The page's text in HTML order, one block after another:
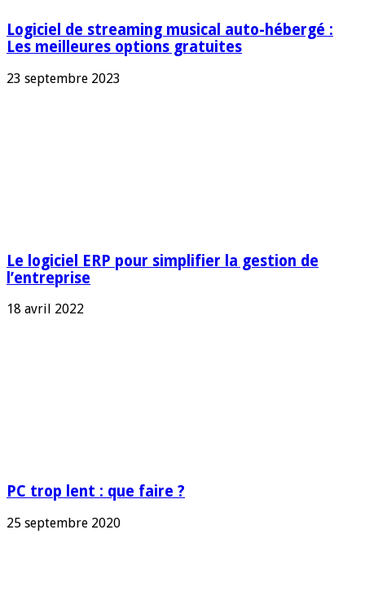
Logiciel de streaming musical auto-hébergé :
Les meilleures options gratuites
23 septembre 2023
Le logiciel ERP pour simplifier la gestion de
l’entreprise
18 avril 2022
PC trop lent : que faire ?
25 septembre 2020